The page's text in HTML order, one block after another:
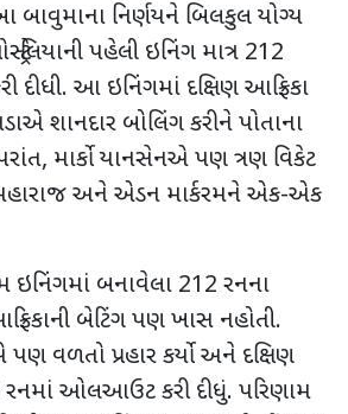
બાવુમાના નિર્ણયને બિલકુલ યોગ્ય
પહેલી ઇનિંગ માત્ર 212
આ ઇનિંગમાં દક્ષિણ આફ્રિકા
શાનદાર બોલિંગ કરીને પોતાના
, માર્કો યાનસેનએ પણ ત્રણ વિકેટ
અને એડન માર્કરમને એક-એક
ઇનિંગમાં બનાવેલા 212 રનના
બેટિંગ પણ ખાસ નહોતી.
વળતો પ્રહાર કર્યો અને દક્ષિણ
રનમાં ઓલઆઉટ કરી દીધું. પરિણામ